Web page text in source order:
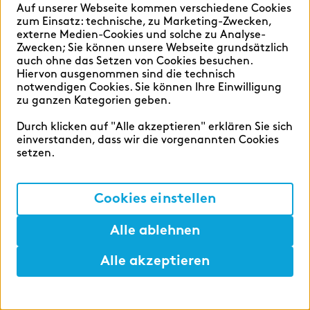
umfangreichen Weiterbildungsangebot hast
du nach erfolgreich abgeschlossener
Ausbildung gute Chancen, direkt
übernommen zu werden. Bei Beginn der
Ausbildung unterstützt dich ein:e
Lehrjahr und steht dir zusätzlich zu
deinem:deiner Ausbildungsbetreuer:in als
Development
zeb.business school
Weiterbildung und Lehre am Herzen. Die
zeb.business school
bietet berufsbegleitende
Möglichkeit zur Promotion, darüber hinaus
Zertifikatskurse zu Financial-Services-
Themen. Die zeb.business school ist ein
Auf unserer Webseite kommen verschiedene Cookies
zum Einsatz: technische, zu Marketing-Zwecken,
externe Medien-Cookies und solche zu Analyse-
Zwecken; Sie können unsere Webseite grundsätzlich
auch ohne das Setzen von Cookies besuchen.
Hiervon ausgenommen sind die technisch
notwendigen Cookies. Sie können Ihre Einwilligung
zu ganzen Kategorien geben.
Durch klicken auf "Alle akzeptieren" erklären Sie sich
einverstanden, dass wir die vorgenannten Cookies
setzen.
Cookies einstellen
Alle ablehnen
Alle akzeptieren